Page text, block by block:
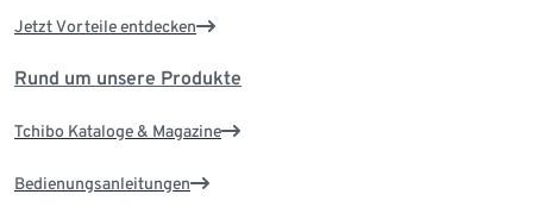
Jetzt Vorteile entdecken
Rund um unsere Produkte
Tchibo Kataloge & Magazine
Bedienungsanleitungen